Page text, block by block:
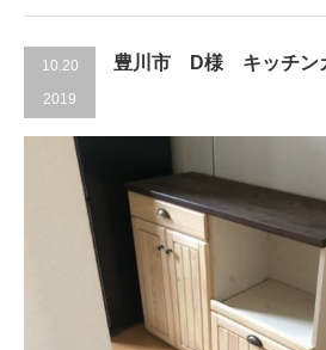
10.20
2019
豊川市 D様 キッチン